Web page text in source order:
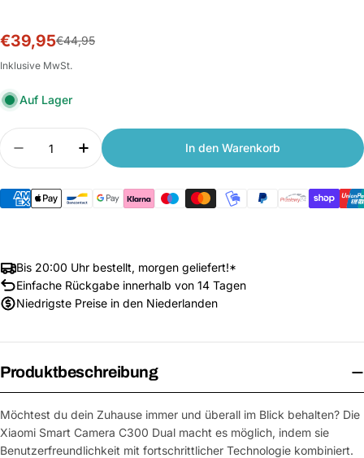
Sale-
Preis
€39,95
Normalpreis
€44,95
Inklusive MwSt.
Auf Lager
Anzahl
Menge verringern für Xiaomi Smart Camera
Anzahl erhöhen für Xiaomi Smart
In den Warenkorb
Bis 20:00 Uhr bestellt, morgen geliefert!*
Einfache Rückgabe innerhalb von 14 Tagen
Niedrigste Preise in den Niederlanden
Produktbeschreibung
Möchtest du dein Zuhause immer und überall im Blick behalten? Die
Xiaomi Smart Camera C300 Dual macht es möglich, indem sie
Benutzerfreundlichkeit mit fortschrittlicher Technologie kombiniert.